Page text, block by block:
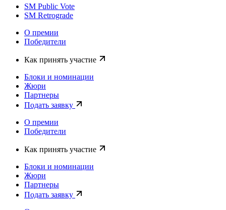
SM Public Vote
SM Retrograde
О премии
Победители
Как принять участие
Блоки и номинации
Жюри
Партнеры
Подать заявку
О премии
Победители
Как принять участие
Блоки и номинации
Жюри
Партнеры
Подать заявку